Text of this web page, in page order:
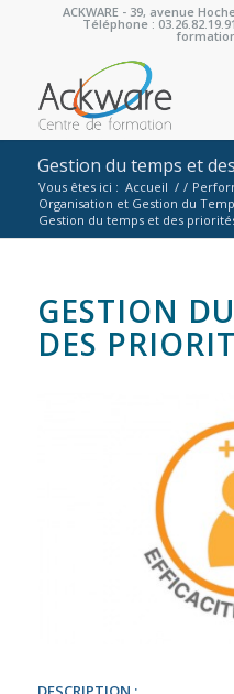
ACKWARE - 39, avenue
Téléphone :
Gestion du temps et
Vous êtes ici : Accueil / /
Organisation et Gestion du
Gestion du temps et des
GESTION
DES